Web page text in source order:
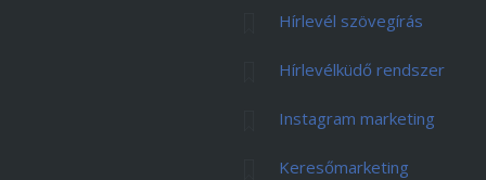
Hírlevél szövegírás
Hírlevélküdő rendszer
Instagram marketing
Keresőmarketing